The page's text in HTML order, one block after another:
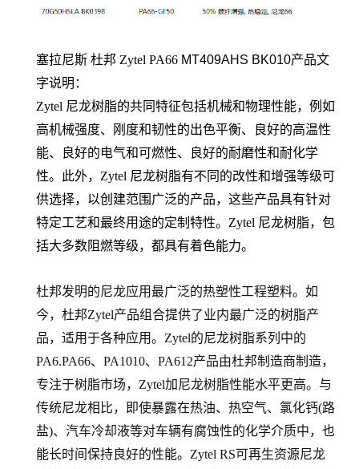
塞拉尼斯 杜邦 Zytel PA66 MT409AHS BK010产品文
字说明：
Zytel 尼龙树脂的共同特征包括机械和物理性能，例如
高机械强度、刚度和韧性的出色平衡、良好的高温性
能、良好的电气和可燃性、良好的耐磨性和耐化学
性。此外，Zytel 尼龙树脂有不同的改性和增强等级可
供选择，以创建范围广泛的产品，这些产品具有针对
特定工艺和最终用途的定制特性。Zytel 尼龙树脂，包
括大多数阻燃等级，都具有着色能力。
杜邦发明的尼龙应用最广泛的热塑性工程塑料。如
今，杜邦Zytel产品组合提供了业内最广泛的树脂产
品，适用于各种应用。Zytel的尼龙树脂系列中的
PA6.PA66、PA1010、PA612产品由杜邦制造商制造，
专注于树脂市场，Zytel加尼龙树脂性能水平更高。与
传统尼龙相比，即使暴露在热油、热空气、氯化钙(路
盐)、汽车冷却液等对车辆有腐蚀性的化学介质中，也
能长时间保持良好的性能。Zytel RS可再生资源尼龙